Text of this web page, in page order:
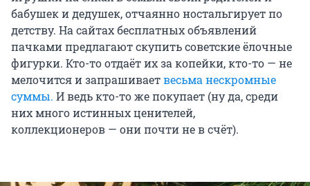
бабушек и дедушек, отчаянно ностальгирует по
детству. На сайтах бесплатных объявлений
пачками предлагают скупить советские ёлочные
фигурки. Кто-то отдаёт их за копейки, кто-то — не
мелочится и запрашиваетвесьма нескромные
суммы. И ведь кто-то же покупает (ну да, среди
них много истинных ценителей,
коллекционеров — они почти не в счёт).